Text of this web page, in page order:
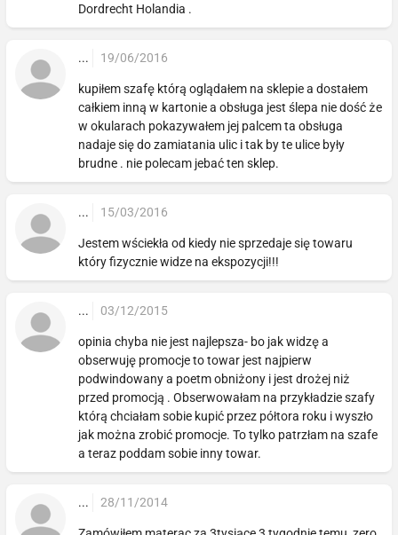
Dordrecht Holandia .
... 19/06/2016
kupiłem szafę którą oglądałem na sklepie a dostałem
całkiem inną w kartonie a obsługa jest ślepa nie dość że
w okularach pokazywałem jej palcem ta obsługa
nadaje się do zamiatania ulic i tak by te ulice były
brudne . nie polecam jebać ten sklep.
... 15/03/2016
Jestem wściekła od kiedy nie sprzedaje się towaru
który fizycznie widze na ekspozycji!!!
... 03/12/2015
opinia chyba nie jest najlepsza- bo jak widzę a
obserwuję promocje to towar jest najpierw
podwindowany a poetm obniżony i jest drożej niż
przed promocją . Obserwowałam na przykładzie szafy
którą chciałam sobie kupić przez półtora roku i wyszło
jak można zrobić promocje. To tylko patrzłam na szafe
a teraz poddam sobie inny towar.
... 28/11/2014